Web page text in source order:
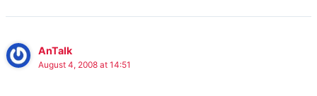
AnTalk
August 4, 2008 at 14:51